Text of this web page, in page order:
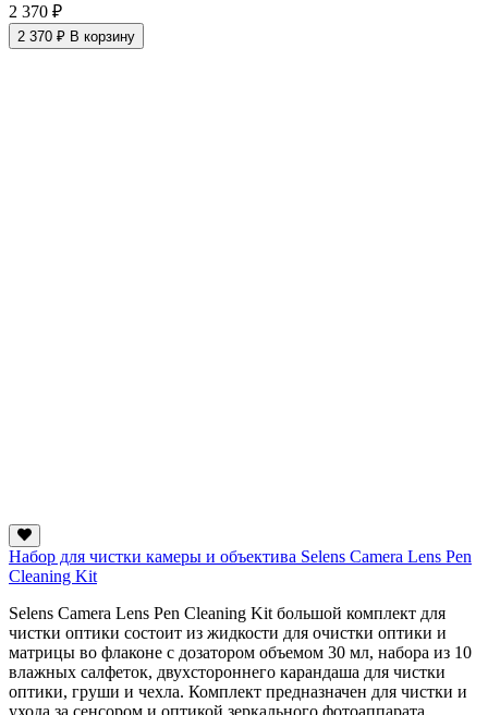
2 370 ₽
2 370 ₽ В корзину
Набор для чистки камеры и объектива Selens Camera Lens Pen
Cleaning Kit
Selens Camera Lens Pen Cleaning Kit большой комплект для
чистки оптики состоит из жидкости для очистки оптики и
матрицы во флаконе с дозатором объемом 30 мл, набора из 10
влажных салфеток, двухстороннего карандаша для чистки
оптики, груши и чехла. Комплект предназначен для чистки и
ухода за сенсором и оптикой зеркального фотоаппарата.